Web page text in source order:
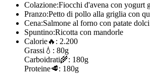
Colazione:Fiocchi d'avena con yogurt
Pranzo:Petto di pollo alla griglia con
Cena:Salmone al forno con patate
Spuntino:Ricotta con mandorle
Calorie🔥: 2.200
Grassi 💧: 80g
Carboidrati🌾: 180g
Proteine🥩: 180g